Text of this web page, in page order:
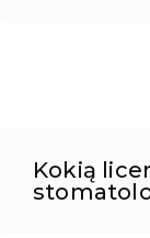
Kokią